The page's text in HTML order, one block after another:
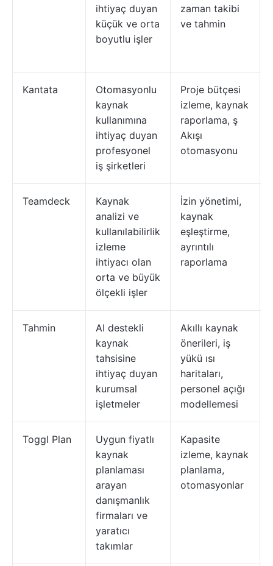
ihtiyaç duyan
küçük ve orta
boyutlu işler
zaman takibi
ve tahmin
Kantata
Otomasyonlu
kaynak
kullanımına
ihtiyaç duyan
profesyonel
iş şirketleri
Proje bütçesi
izleme, kaynak
raporlama, ş
Akışı
otomasyonu
Teamdeck
Kaynak
analizi ve
kullanılabilirlik
izleme
ihtiyacı olan
orta ve büyük
ölçekli işler
İzin yönetimi,
kaynak
eşleştirme,
ayrıntılı
raporlama
Tahmin
AI destekli
kaynak
tahsisine
ihtiyaç duyan
kurumsal
işletmeler
Akıllı kaynak
önerileri, iş
yükü ısı
haritaları,
personel açığı
modellemesi
Toggl Plan
Uygun fiyatlı
kaynak
planlaması
arayan
danışmanlık
firmaları ve
yaratıcı
takımlar
Kapasite
izleme, kaynak
planlama,
otomasyonlar